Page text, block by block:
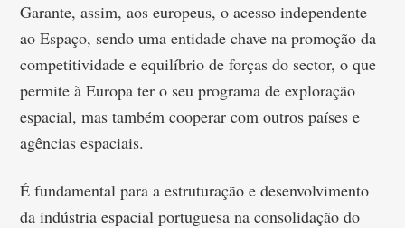
Garante, assim, aos europeus, o acesso independente
ao Espaço, sendo uma entidade chave na promoção da
competitividade e equilíbrio de forças do sector, o que
permite à Europa ter o seu programa de exploração
espacial, mas também cooperar com outros países e
agências espaciais.
É fundamental para a estruturação e desenvolvimento
da indústria espacial portuguesa na consolidação do